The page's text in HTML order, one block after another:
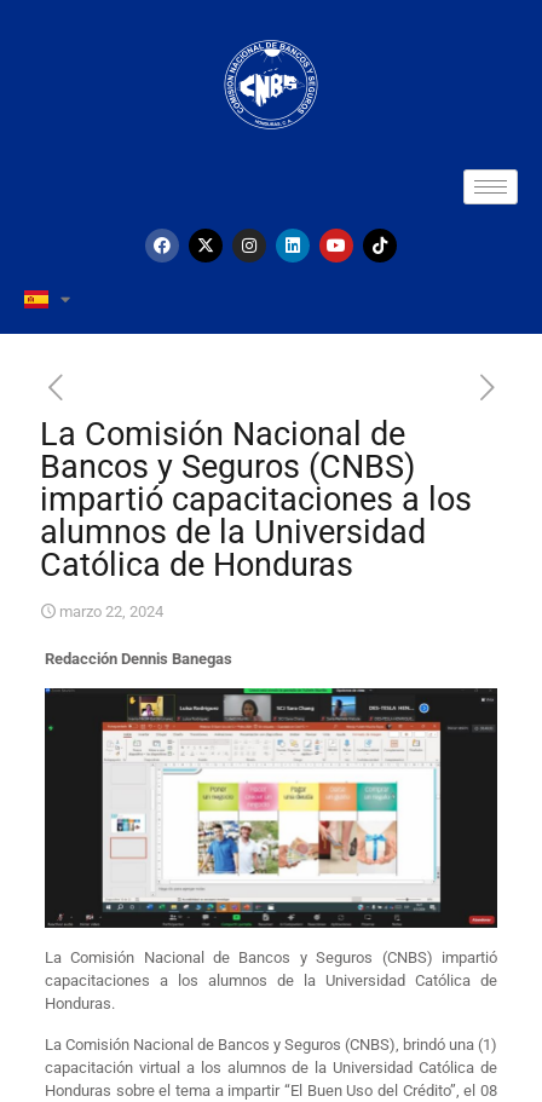
La Comisión Nacional de
Bancos y Seguros (CNBS)
impartió capacitaciones a los
alumnos de la Universidad
Católica de Honduras
marzo 22, 2024
Redacción Dennis Banegas
La Comisión Nacional de Bancos y Seguros (CNBS) impartió
capacitaciones a los alumnos de la Universidad Católica de
Honduras.
La Comisión Nacional de Bancos y Seguros (CNBS), brindó una (1)
capacitación virtual a los alumnos de la Universidad Católica de
Honduras sobre el tema a impartir “El Buen Uso del Crédito”, el 08